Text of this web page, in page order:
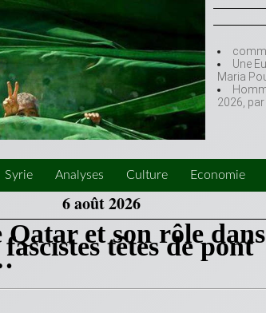
Une
Maria
2026,
Syrie Analyses Culture Economie
6 août 2026
et son rôle dans
têtes de pont